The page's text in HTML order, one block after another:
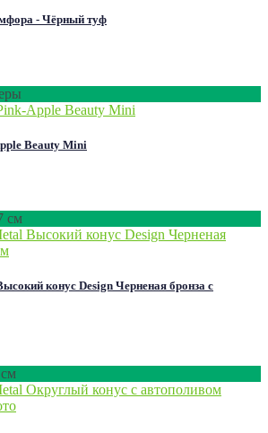
- Чёрный туф
Beauty Mini
см
конус Design Черненая бронза с